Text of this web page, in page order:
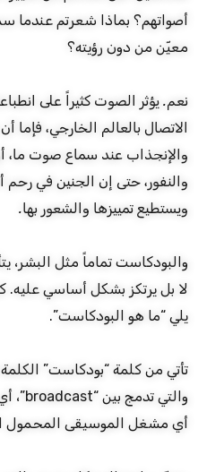
أصواتهم؟ بماذا شعرتم
معيّن من دون رؤيته؟
نعم. يؤثر الصوت كثيراً على
الاتصال بالعالم الخارجي، فإما
والإنجذاب عند سماع صوت ما، أو
والنفور، حتى إن الجنين في
ويستطيع تمييزها والشعور بها.
والبودكاست تماماً مثل البشر،
لا بل يرتكز بشكل أساسي
يلي “ما هو البودكاست”.
أي مشغل الموسيقى المحمول